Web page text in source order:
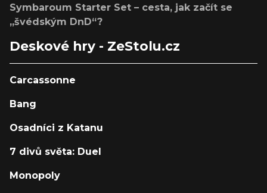
Symbaroum Starter Set – cesta, jak začít se
„švédským DnD“?
Deskové hry - ZeStolu.cz
Carcassonne
Bang
Osadníci z Katanu
7 divů světa: Duel
Monopoly